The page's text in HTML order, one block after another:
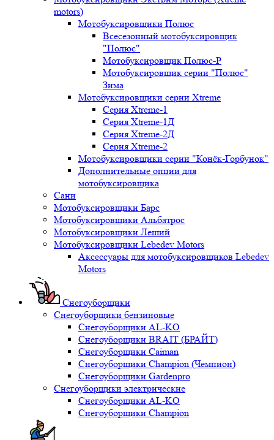
motors)
Мотобуксировщики Полюс
Всесезонный мотобуксировщик
"Полюс"
Мотобуксировщик Полюс-Р
Мотобуксировщик серии "Полюс"
Зима
Мотобуксировщики серии Xtreme
Серия Xtreme-1
Серия Xtreme-1Д
Серия Xtreme-2Д
Серия Xtreme-2
Мотобуксировщики серии "Конёк-Горбунок"
Дополнительные опции для
мотобуксировщика
Сани
Мотобуксировщики Барс
Мотобуксировщики Альбатрос
Мотобуксировщики Леший
Мотобуксировщики Lebedev Motors
Аксессуары для мотобуксировщиков Lebedev
Motors
Снегоуборщики
Снегоуборщики бензиновые
Снегоуборщики AL-KO
Снегоуборщики BRAIT (БРАЙТ)
Снегоуборщики Caiman
Снегоуборщики Champion (Чемпион)
Снегоуборщики Gardenpro
Снегоуборщики электрические
Снегоуборщики AL-KO
Снегоуборщики Champion